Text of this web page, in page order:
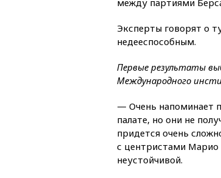
Эксперты говорят о
недееспособным.
Первые результаты
Международного
— Очень напоминает
палате, но они не
придется очень
с центристами
неустойчивой.